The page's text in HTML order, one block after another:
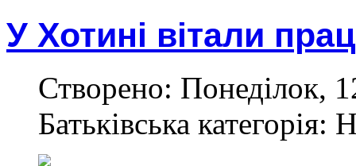
У Хотині вітали
Створено: Понеділок,
Батьківська категорія: